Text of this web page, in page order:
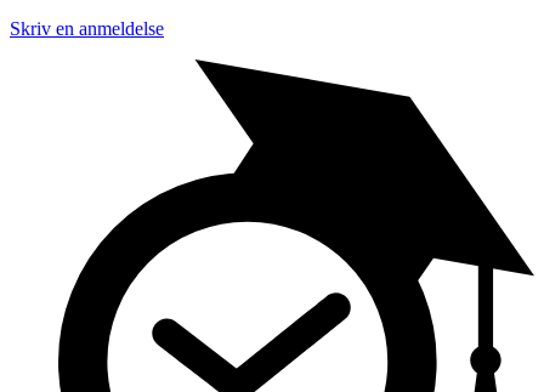
Skriv en anmeldelse